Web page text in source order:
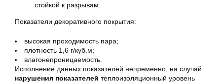
стойкой к разрывам.
Показатели декоративного покрытия:
высокая проходимость пара;
плотность 1,6 г/куб.м;
влагонепроницаемость.
Исполнение данных показателей непременно, на случай
нарушения показателей теплоизоляционный уровень